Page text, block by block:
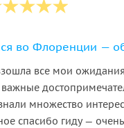
все мои
множество
спасибо гиду —